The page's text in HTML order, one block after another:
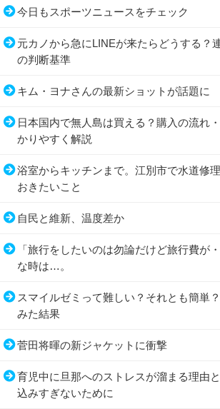
今日もスポーツニュースをチェック
元カノから急にLINEが来たらどうする？
の判断基準
キム・ヨナさんの最新ショットが話題に
日本国内で無人島は買える？購入の流れ
かりやすく解説
浴室からキッチンまで。江別市で水道修
おきたいこと
自民と維新、温度差か
「旅行をしたいのは勿論だけど旅行費が
な時は…。
スマイルゼミって難しい？それとも簡単
みた結果
菅田将暉の新ジャケットに衝撃
育児中に旦那へのストレスが溜まる理由
込みすぎないために